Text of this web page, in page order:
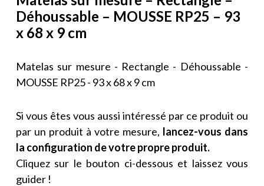
Déhoussable – MOUSSE RP25 – 93
x 68 x 9 cm
Matelas sur mesure - Rectangle - Déhoussable -
MOUSSE RP25 - 93 x 68 x 9 cm
Si vous êtes vous aussi intéressé par ce produit ou
par un produit à votre mesure, lancez-vous dans
la configuration de votre propre produit.
Cliquez sur le bouton ci-dessous et laissez vous
guider !